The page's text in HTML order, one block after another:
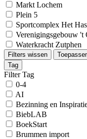
Markt Lochem
Plein 5
Sportcomplex Het
Verenigingsgebouw 't
Waterkracht Zutphen
Filters wissen
Tag
Filter Tag
0-4
AI
Bezinning en
BiebLAB
BoekStart
Brummen import